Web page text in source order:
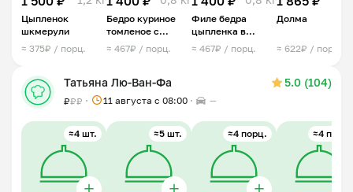
Цыпленок
шкмерули
≈ 375₽ / порц.
Бедро куриное
томленое с
травами
≈ 467₽ / порц.
Филе бедра
цыпленка в
сливочным соусе
с грибами
≈ 467₽ / порц.
Долма
≈ 622₽ / порц.
Татьяна Лю-Ван-Фа 5.0 (104)
₽₽₽ 11 августа с 08:00 —
≈4 шт. ≈5 шт. ≈4 порц. ≈4 порц.